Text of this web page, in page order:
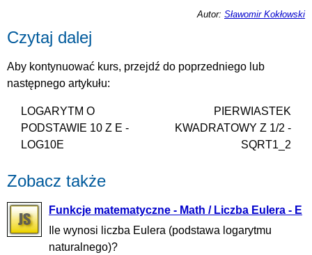
Autor: Sławomir Kokłowski
Czytaj dalej
Aby kontynuować kurs, przejdź do poprzedniego lub
następnego artykułu:
LOGARYTM O
PODSTAWIE 10 Z E -
LOG10E
PIERWIASTEK
KWADRATOWY Z 1/2 -
SQRT1_2
Zobacz także
Funkcje matematyczne - Math / Liczba Eulera - E
Ile wynosi liczba Eulera (podstawa logarytmu
naturalnego)?